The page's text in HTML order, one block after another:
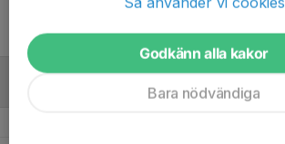
ALLA ÅR
Godkänn alla kakor
Bara nödvändiga